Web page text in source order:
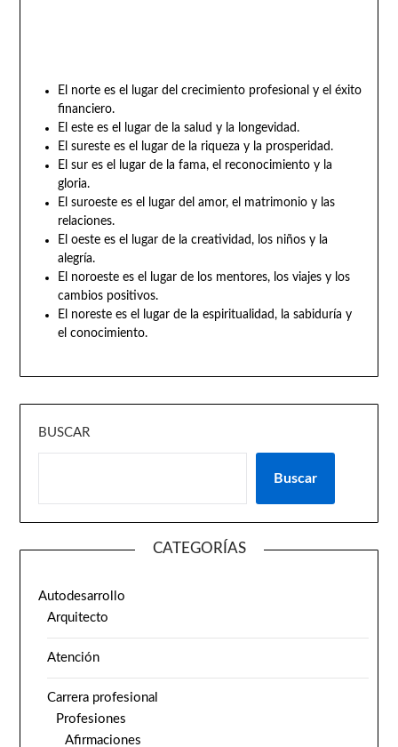
El norte es el lugar del crecimiento profesional y el éxito
financiero.
El este es el lugar de la salud y la longevidad.
El sureste es el lugar de la riqueza y la prosperidad.
El sur es el lugar de la fama, el reconocimiento y la
gloria.
El suroeste es el lugar del amor, el matrimonio y las
relaciones.
El oeste es el lugar de la creatividad, los niños y la
alegría.
El noroeste es el lugar de los mentores, los viajes y los
cambios positivos.
El noreste es el lugar de la espiritualidad, la sabiduría y
el conocimiento.
BUSCAR
Buscar
CATEGORÍAS
Autodesarrollo
Arquitecto
Atención
Carrera profesional
Profesiones
Afirmaciones